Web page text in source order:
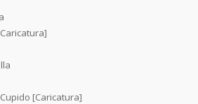
[Caricatura]